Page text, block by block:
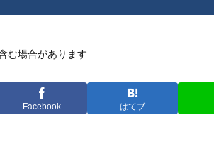
む場合があります
Facebook はてブ